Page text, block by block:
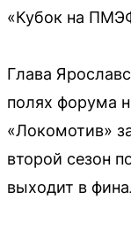
«Кубок на
Глава
полях форума
«Локомотив»
второй сезон
выходит в